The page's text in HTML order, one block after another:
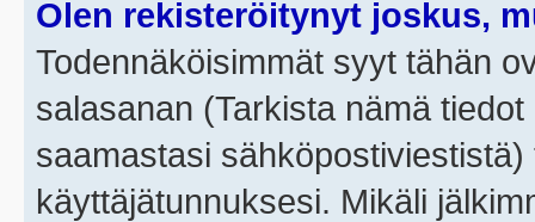
Olen rekisteröitynyt joskus,
Todennäköisimmät syyt tähän
salasanan (Tarkista nämä
saamastasi
käyttäjätunnuksesi. Mikäli